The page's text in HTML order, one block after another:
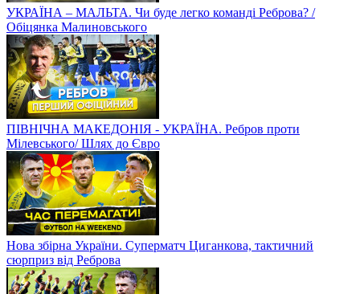
УКРАЇНА – МАЛЬТА. Чи буде легко команді Реброва? /
Обіцянка Малиновського
ПІВНІЧНА МАКЕДОНІЯ - УКРАЇНА. Ребров проти
Мілевського/ Шлях до Євро
Нова збірна України. Суперматч Циганкова, тактичний
сюрприз від Реброва